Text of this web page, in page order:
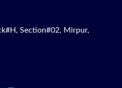
Section#02, Mirpur,